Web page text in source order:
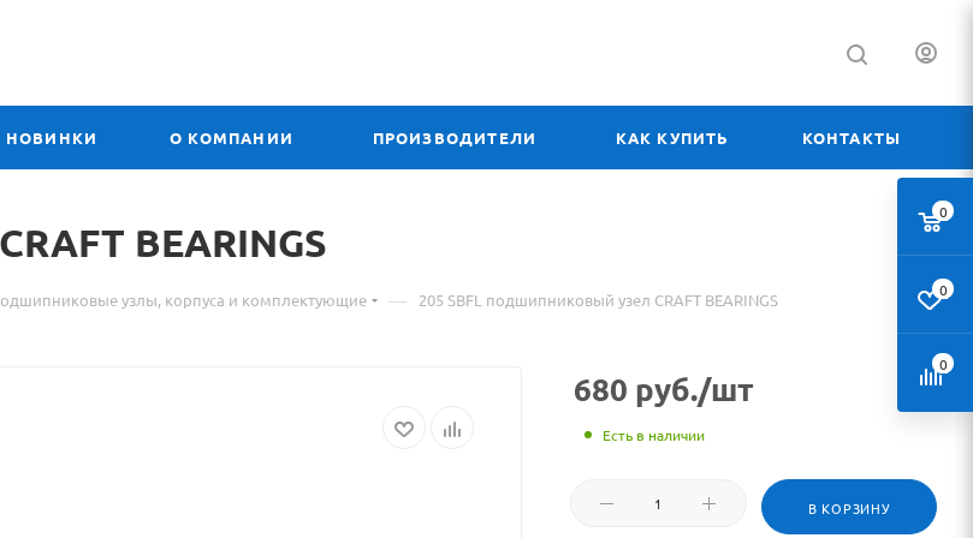
НОВИНКИ О КОМПАНИИ ПРОИЗВОДИТЕЛИ КАК КУПИТЬ КОНТАКТЫ
BEARINGS
узлы, корпуса и комплектующие — 205 SBFL подшипниковый узел CRAFT BEARINGS
680 руб./шт
Есть в наличии
В КОРЗИНУ
0
0
0